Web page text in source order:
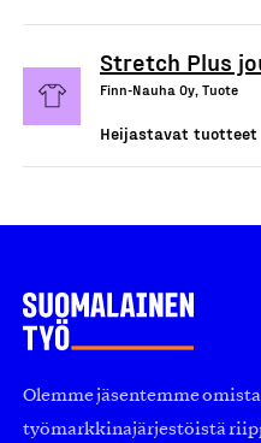
Stretch Plus
Finn-Nauha Oy, Tuote
Heijastavat tuotteet
Olemme jäsentemme
työmarkkinajärjestöistä